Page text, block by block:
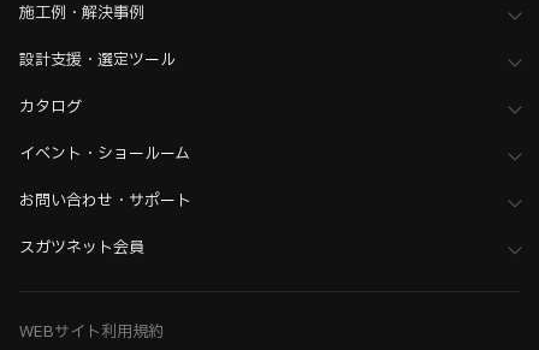
施工例・解決事例
設計支援・選定ツール
カタログ
イベント・ショールーム
お問い合わせ・サポート
スガツネット会員
WEBサイト利用規約